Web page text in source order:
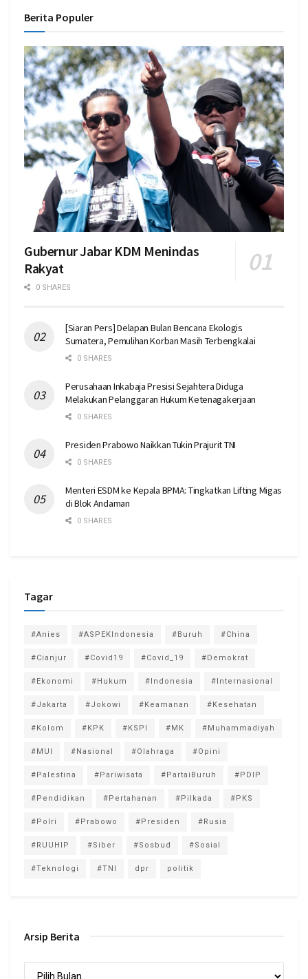
Berita Populer
Gubernur Jabar KDM Menindas
Rakyat
0 SHARES
[Siaran Pers] Delapan Bulan Bencana Ekologis
Sumatera, Pemulihan Korban Masih Terbengkalai
0 SHARES
Perusahaan Inkabaja Presisi Sejahtera Diduga
Melakukan Pelanggaran Hukum Ketenagakerjaan
0 SHARES
Presiden Prabowo Naikkan Tukin Prajurit TNI
0 SHARES
Menteri ESDM ke Kepala BPMA: Tingkatkan Lifting Migas
di Blok Andaman
0 SHARES
Tagar
#Anies #ASPEKIndonesia #Buruh #China
#Cianjur #Covid19 #Covid_19 #Demokrat
#Ekonomi #Hukum #Indonesia #Internasional
#Jakarta #Jokowi #Keamanan #Kesehatan
#Kolom #KPK #KSPI #MK #Muhammadiyah
#MUI #Nasional #Olahraga #Opini
#Palestina #Pariwisata #PartaiBuruh #PDIP
#Pendidikan #Pertahanan #Pilkada #PKS
#Polri #Prabowo #Presiden #Rusia
#RUUHIP #Siber #Sosbud #Sosial
#Teknologi #TNI dpr politik
Arsip Berita